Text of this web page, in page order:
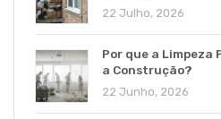
22 Julho, 2026
Por que a Limpeza
a Construção?
22 Junho, 2026